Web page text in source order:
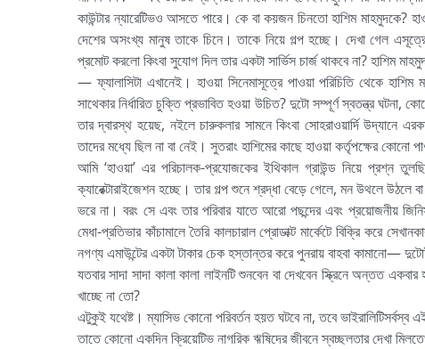
কাউন্টার ন্যারেটিভও আসতে পারে। কে বা কয়জন চিনতো হাশিম মাহমুদকে?
দেশের অসংখ্য মানুষ তাকে চিনে। তাকে নিয়ে গল্প হচ্ছে। দেখা গেল
প্রমোট করলো কিংবা সুযোগ দিল তার একটা সার্ভিস চার্জ থাকবে না? হাশিম
— ফ্যালাসিটা এখানেই। হাওয়া সিনেমাসূত্রে পাওয়া পরিচিতি থেকে
সাথেকার নির্ধারিত চুক্তি প্রভাবিত হওয়া উচিত? দুটো সম্পূর্ণ স্বতন্ত্র
তার দ্বারস্থ হয়েছ, নইলে চারুকলার সামনে কিংবা সোহরাওয়ার্দি উদ্যানে
তাদের মধ্যে ছিল না বা নেই। সুতরাং হাশিমের কাছে হাওয়া কর্তৃপক্ষের কোনো
আমি ‘হাওয়া’ এর পরিচালক-প্রযোজকের ইথিকাল গ্রাউন্ড নিয়ে প্রশ্ন
ক্যারেক্টারাইজেশন হচ্ছে। তার গল্প শুনে শ্রদ্ধা বেড়ে গেলে, মন উথলে
ভরে না। বরং সে এবং তার পরিবার যাতে আরো পছন্দের এবং প্রয়োজনীয়
মেধা-প্রতিভার কাঁচামালে তৈরি কালচারাল প্রোডাক্ট মার্কেটে বিক্রি করে
নগণ্য এমাউন্টের একটা টাকার চেক হস্তান্তর করে পুনরায় বাহবা কামানো—
যতবার সাদা সাদা কালা কালা লাইনটি শুনবেন বা দেখবেন স্ক্রিনে অন্তত
খাচ্ছে না তো?
এটুকুই যথেষ্ট। ম্যাসিভ কোনো পরিবর্তন হয়ত ঘটবে না, তবে ভাইরালিটিসর্বস্ব
তাতে কোনো একদিন ক্রিয়েটিভ নাগরিক ঋষিদের জীবনে স্বচ্ছলতার দেখা